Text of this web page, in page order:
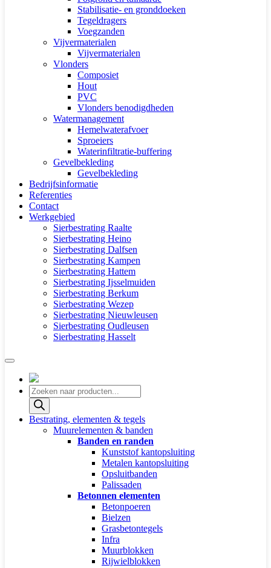
Stabilisatie- en gronddoeken
Tegeldragers
Voegzanden
Vijvermaterialen
Vijvermaterialen
Vlonders
Composiet
Hout
PVC
Vlonders benodigdheden
Watermanagement
Hemelwaterafvoer
Sproeiers
Waterinfiltratie-buffering
Gevelbekleding
Gevelbekleding
Bedrijfsinformatie
Referenties
Contact
Werkgebied
Sierbestrating Raalte
Sierbestrating Heino
Sierbestrating Dalfsen
Sierbestrating Kampen
Sierbestrating Hattem
Sierbestrating Ijsselmuiden
Sierbestrating Berkum
Sierbestrating Wezep
Sierbestrating Nieuwleusen
Sierbestrating Oudleusen
Sierbestrating Hasselt
Producten
zoeken
Bestrating, elementen & tegels
Muurelementen & banden
Banden en randen
Kunststof kantopsluiting
Metalen kantopsluiting
Opsluitbanden
Palissaden
Betonnen elementen
Betonpoeren
Bielzen
Grasbetontegels
Infra
Muurblokken
Rijwielblokken